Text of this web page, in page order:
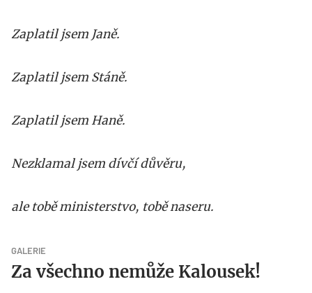
Zaplatil jsem Janě.
Zaplatil jsem Stáně.
Zaplatil jsem Haně.
Nezklamal jsem dívčí důvěru,
ale tobě ministerstvo, tobě naseru.
GALERIE
Za všechno nemůže Kalousek!